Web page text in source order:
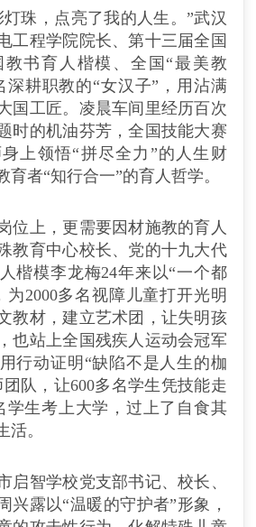
，点亮了我的人生。”武汉
工程学院院长、第十三届全国
教书育人楷模、全国“最美教
深耕职教的“女汉子”，用沾满
国工匠。凌晨车间里经历百次
时的机油芬芳，全国技能大赛
上领悟“拼尽全力”的人生财
育者“知行合一”的育人哲学。
上，更需要因材施教的育人
教育中心校长、党的十九大代
楷模李龙梅24年来以“一个都
为2000多名视障儿童打开光明
教材，建立艺术团，让失明孩
也站上全国残疾人运动会冠军
行动证明“缺陷不是人生的枷
队，让600多名学生凭技能走
学生考上大学，过上了自食其
活。
智学校党支部书记、校长、
兴露以“温暖的守护者”形象，